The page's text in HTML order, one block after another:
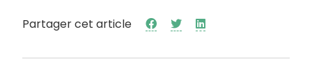
Partager cet article